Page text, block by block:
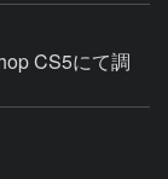
CS5にて調